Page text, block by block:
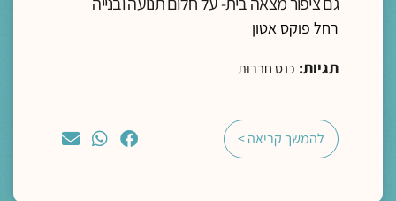
רחל פוקס אטון
תגיות: כנס חברוּת
להמשך קריאה >